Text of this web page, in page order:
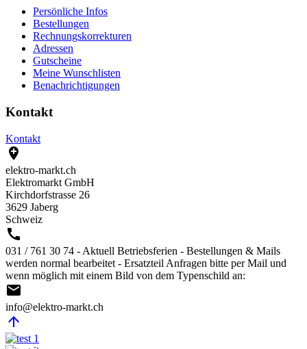
Persönliche Infos
Bestellungen
Rechnungskorrekturen
Adressen
Gutscheine
Meine Wunschlisten
Benachrichtigungen
Kontakt
Kontakt

elektro-markt.ch
Elektromarkt GmbH
Kirchdorfstrasse 26
3629 Jaberg
Schweiz

031 / 761 30 74 - Aktuell Betriebsferien - Bestellungen & Mails
werden normal bearbeitet - Ersatzteil Anfragen bitte per Mail und
wenn möglich mit einem Bild von dem Typenschild an:

info@elektro-markt.ch
